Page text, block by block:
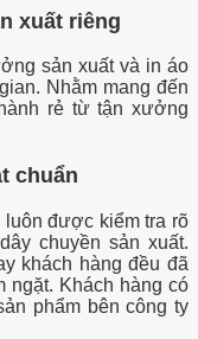
xuất riêng
sản xuất và in áo
Nhằm mang đến
rẻ từ tận xưởng
chuẩn
luôn được kiểm tra rõ
chuyền sản xuất.
khách hàng đều đã
ngặt. Khách hàng có
phẩm bên công ty